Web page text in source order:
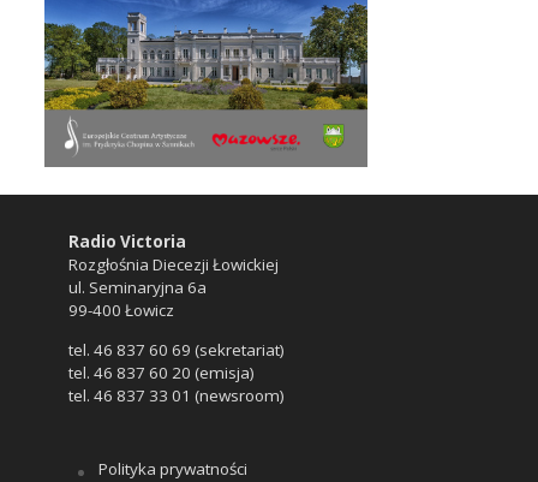
Radio Victoria
Rozgłośnia Diecezji Łowickiej
ul. Seminaryjna 6a
99-400 Łowicz
tel. 46 837 60 69 (sekretariat)
tel. 46 837 60 20 (emisja)
tel. 46 837 33 01 (newsroom)
Polityka prywatności